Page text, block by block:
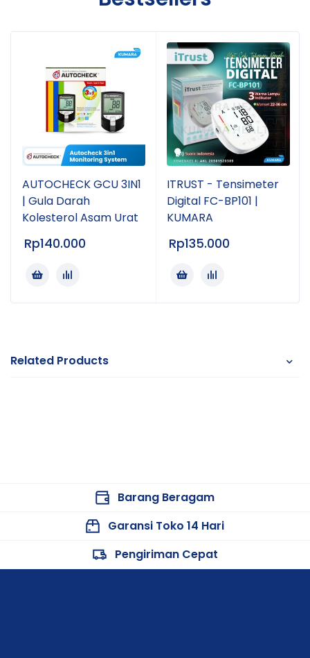
AUTOCHECK GCU 3IN1
| Gula Darah
Kolesterol Asam Urat
Rp140.000
ITRUST - Tensimeter
Digital FC-BP101 |
KUMARA
Rp135.000
Related Products
Barang Beragam
Garansi Toko 14 Hari
Pengiriman Cepat